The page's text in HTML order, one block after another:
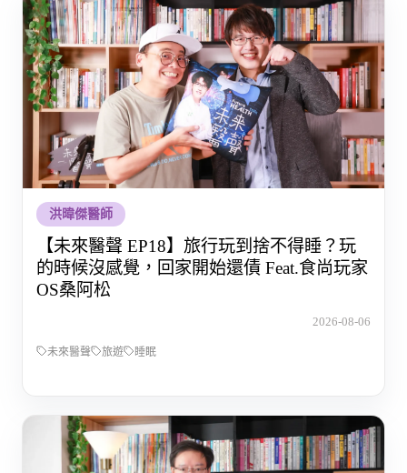
洪暐傑醫師
【未來醫聲 EP18】旅行玩到捨不得睡？玩
的時候沒感覺，回家開始還債 Feat.食尚玩家
OS桑阿松
2026-08-06
未來醫聲 旅遊 睡眠